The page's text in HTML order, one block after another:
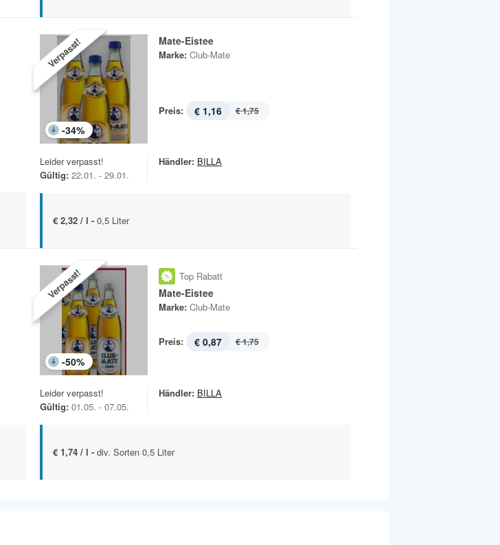
Verpasst!
-34%
Mate-Eistee
Marke: Club-Mate
Preis: € 1,16 € 1,75
Leider verpasst!
Gültig: 22.01. - 29.01.
Händler: BILLA
€ 2,32 / l - 0,5 Liter
Verpasst!
-50%
Top Rabatt
Mate-Eistee
Marke: Club-Mate
Preis: € 0,87 € 1,75
Leider verpasst!
Gültig: 01.05. - 07.05.
Händler: BILLA
€ 1,74 / l - div. Sorten 0,5 Liter